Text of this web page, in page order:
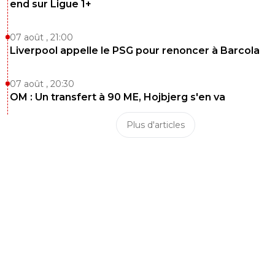
end sur Ligue 1+
07 août , 21:00
Liverpool appelle le PSG pour renoncer à Barcola
07 août , 20:30
OM : Un transfert à 90 ME, Hojbjerg s'en va
Plus d'articles